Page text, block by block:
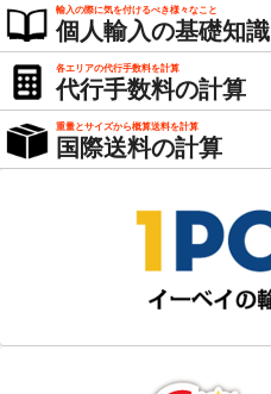
輸入の際に気を付けるべき様々なこと
個人輸入の基礎知識
各エリアの代行手数料を計算
代行手数料の計算
重量とサイズから概算送料を計算
国際送料の計算